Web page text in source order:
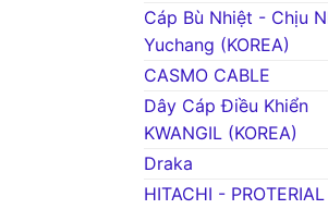
Cáp Bù Nhiệt - Chịu
Yuchang (KOREA)
CASMO CABLE
Dây Cáp Điều Khiển
KWANGIL (KOREA)
Draka
HITACHI - PROTERIAL